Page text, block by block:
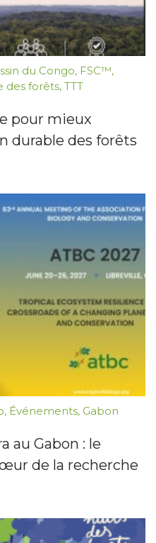
du Congo, FSC™,
des forêts, TTT
pour mieux
durable des forêts
, Événements, Gabon
au Gabon : le
de la recherche